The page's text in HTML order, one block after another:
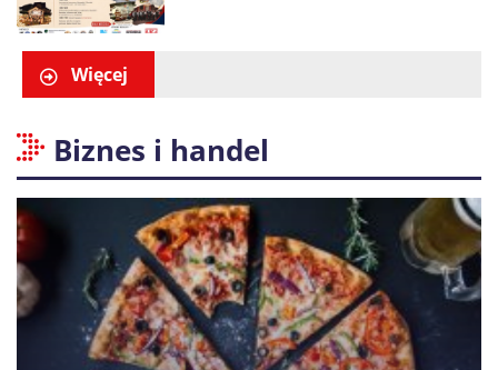
Więcej
Biznes i handel